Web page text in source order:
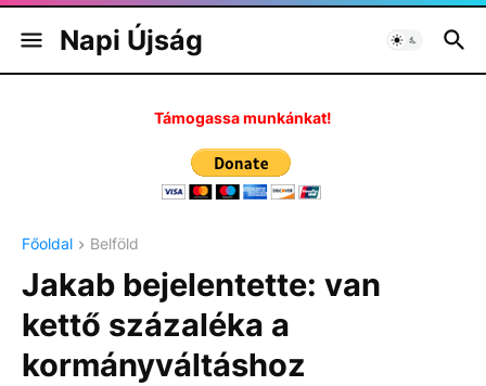
Napi Újság
Támogassa munkánkat!
Főoldal Belföld
Jakab bejelentette: van
kettő százaléka a
kormányváltáshoz